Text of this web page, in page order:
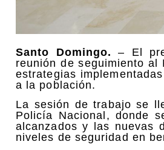
Santo Domingo.
– El
reunión de seguimiento
estrategias
a la población.
La sesión de trabajo se
Policía Nacional, donde
alcanzados y las nuevas
niveles de seguridad en